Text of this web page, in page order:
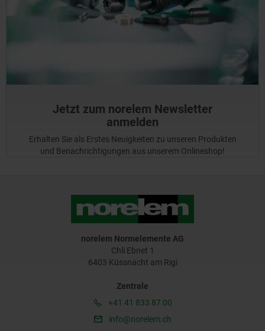
Jetzt zum norelem Newsletter
anmelden
Erhalten Sie als Erstes Neuigkeiten zu unseren Produkten
und Benachrichtigungen aus unserem Onlineshop!
norelem Normelemente AG
Chli Ebnet 1
6403 Küssnacht am Rigi
Zentrale
+41 41 833 87 00
info@norelem.ch